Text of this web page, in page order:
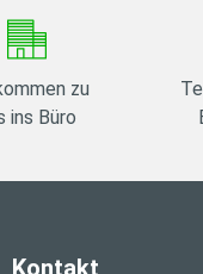
zu
ins Büro
Kontakt